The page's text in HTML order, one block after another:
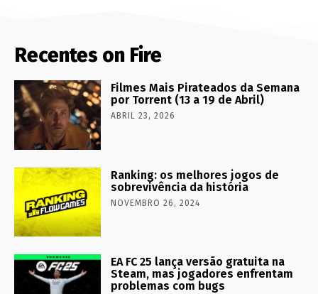
Recentes on Fire
Filmes Mais Pirateados da Semana
por Torrent (13 a 19 de Abril)
ABRIL 23, 2026
Ranking: os melhores jogos de
sobrevivência da história
NOVEMBRO 26, 2024
EA FC 25 lança versão gratuita na
Steam, mas jogadores enfrentam
problemas com bugs